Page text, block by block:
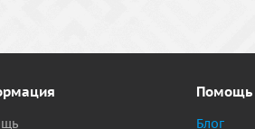
Помощь
Блог